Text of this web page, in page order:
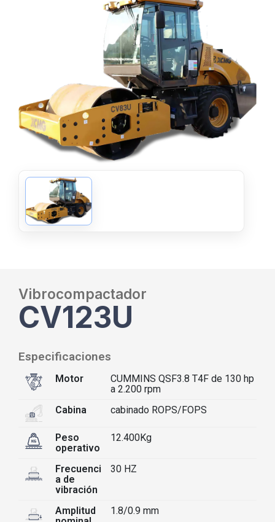
Vibrocompactador
CV123U
Especificaciones
Motor
CUMMINS QSF3.8 T4F de 130 hp
a 2.200 rpm
Cabina
cabinado ROPS/FOPS
Peso
operativo
12.400Kg
Frecuenci
a de
vibración
30 HZ
Amplitud
1.8/0.9 mm